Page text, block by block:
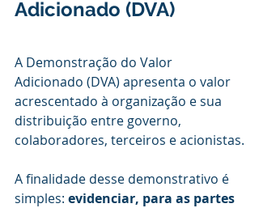
Adicionado (DVA)
A Demonstração do Valor
Adicionado (DVA) apresenta o valor
acrescentado à organização e sua
distribuição entre governo,
colaboradores, terceiros e acionistas.
A finalidade desse demonstrativo é
simples: evidenciar, para as partes